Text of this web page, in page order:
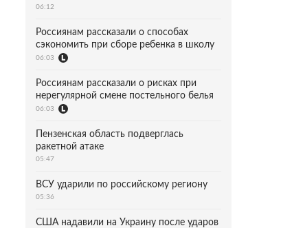
06:12
Россиянам рассказали о способах
сэкономить при сборе ребенка в школу
06:03
Россиянам рассказали о рисках при
нерегулярной смене постельного белья
06:03
Пензенская область подверглась
ракетной атаке
05:47
ВСУ ударили по российскому региону
05:36
США надавили на Украину после ударов